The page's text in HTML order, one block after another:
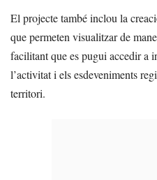
El projecte també inclou la
que permeten visualitzar de
facilitant que es pugui accedir a
l’activitat i els esdeveniments
territori.